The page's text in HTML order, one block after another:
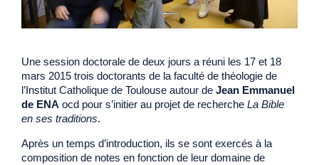
Une session doctorale de deux jours a réuni les 17 et 18
mars 2015 trois doctorants de la faculté de théologie de
l’Institut Catholique de Toulouse autour de Jean Emmanuel
de ENA ocd pour s’initier au projet de recherche La Bible
en ses traditions.
Après un temps d’introduction, ils se sont exercés à la
composition de notes en fonction de leur domaine de